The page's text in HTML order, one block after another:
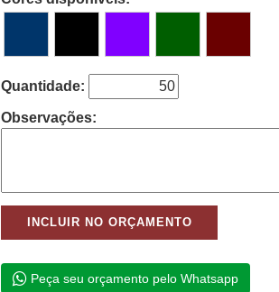
Quantidade:
Observações:
Peça seu orçamento pelo Whatsapp